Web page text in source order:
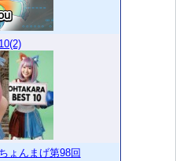
ょんまげ第98回